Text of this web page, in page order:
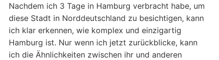
Nachdem ich 3 Tage in Hamburg verbracht habe, um
diese Stadt in Norddeutschland zu besichtigen, kann
ich klar erkennen, wie komplex und einzigartig
Hamburg ist. Nur wenn ich jetzt zurückblicke, kann
ich die Ähnlichkeiten zwischen ihr und anderen